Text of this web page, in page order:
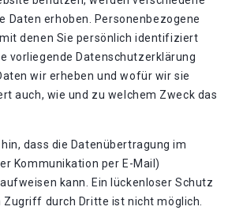
Daten erhoben. Personenbezogene
denen Sie persönlich identifiziert
vorliegende Datenschutzerklärung
wir erheben und wofür wir sie
auch, wie und zu welchem Zweck das
dass die Datenübertragung im
Kommunikation per E-Mail)
kann. Ein lückenloser Schutz
Zugriff durch Dritte ist nicht möglich.